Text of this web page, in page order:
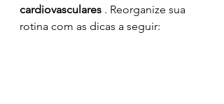
cardiovasculares . Reorganize sua
rotina com as dicas a seguir: